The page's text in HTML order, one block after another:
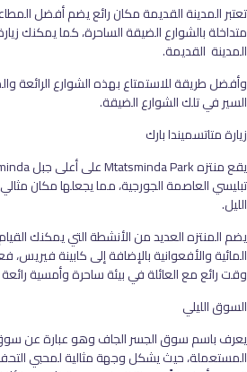
تعتبر المدينة القديمة مكان رائع يضم أفضل
متداخلة بالشوارع الضيقة الساحرة، كما يمكنك
المدينة القديمة.
وأفضل طريقة للاستمتاع بهذه الشوارع الرائعة
السير في تلك الشوارع الضيقة.
زيارة متاتسميندا بارك
تبليسي العاصمة الجورجية، مما يجعلها مكان
الليل.
يضم المنتزه العديد من الأنشطة التي يمكنك
المائية والأفعوانية بالإضافة إلى كابينة
وقت رائع مع العائلة في بيئة ساحرة وأمسية
السوق الليلي
يعرف باسم سوق الجسر الجاف وهو عبارة عن سوق
المستعملة، حيث يشكل وجهة مثالية لمحبي